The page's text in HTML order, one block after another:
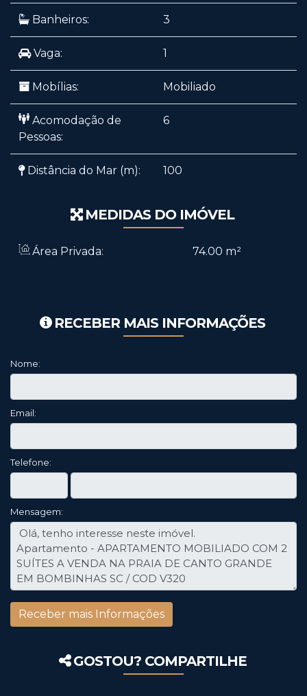
Banheiros: 3
Vaga: 1
Mobílias: Mobiliado
Acomodação de
Pessoas:
6
Distância do Mar (m): 100
MEDIDAS DO IMÓVEL
Área Privada: 74.00 m²
RECEBER MAIS INFORMAÇÕES
Nome:
Email:
Telefone:
Mensagem:
GOSTOU? COMPARTILHE